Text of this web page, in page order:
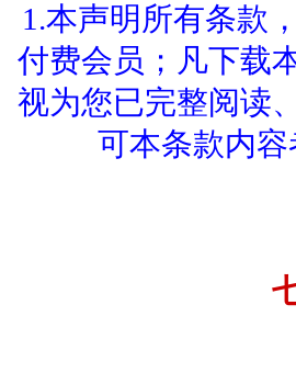
1.本声明所有条款
付费会员；凡下载
视为您已完整阅读
可本条款内